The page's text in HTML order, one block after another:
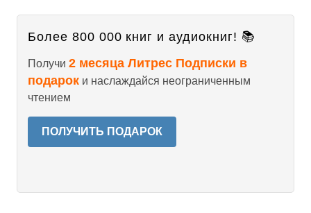
Более 800 000 книг и аудиокниг! 📚
Получи 2 месяца Литрес Подписки в
подарок и наслаждайся неограниченным
чтением
ПОЛУЧИТЬ ПОДАРОК